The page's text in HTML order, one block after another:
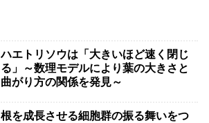
ハエトリソウは「大きいほど速く閉じ
る」～数理モデルにより葉の大きさと
曲がり方の関係を発見～
根を成長させる細胞群の振る舞いをつ